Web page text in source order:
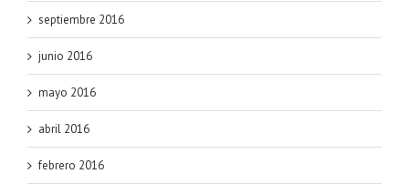
septiembre 2016
junio 2016
mayo 2016
abril 2016
febrero 2016